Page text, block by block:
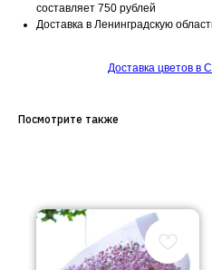
составляет 750 рублей
Доставка в Ленинградскую
Доставка цветов в
Посмотрите также